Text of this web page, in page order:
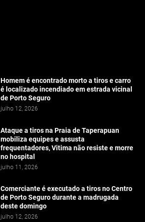
Homem é encontrado morto a tiros e carro
é localizado incendiado em estrada vicinal
de Porto Seguro
julho 12, 2026
Ataque a tiros na Praia de Taperapuan
mobiliza equipes e assusta
frequentadores, Vitima não resiste e morre
no hospital
julho 11, 2026
Comerciante é executado a tiros no Centro
de Porto Seguro durante a madrugada
deste domingo
julho 12, 2026